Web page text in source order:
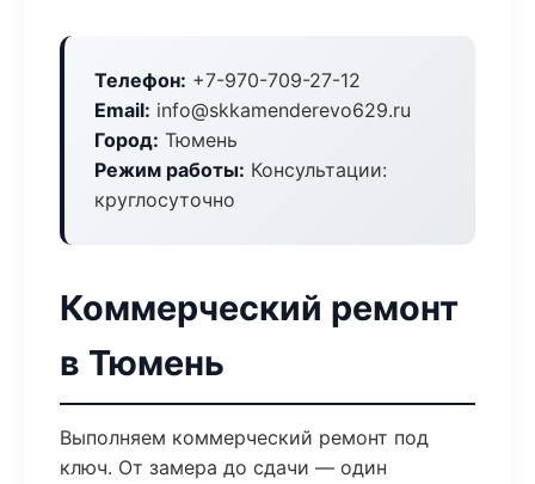
Телефон: +7-970-709-27-12
Email: info@skkamenderevo629.ru
Город: Тюмень
Режим работы: Консультации:
круглосуточно
Коммерческий ремонт
в Тюмень
Выполняем коммерческий ремонт под
ключ. От замера до сдачи — один